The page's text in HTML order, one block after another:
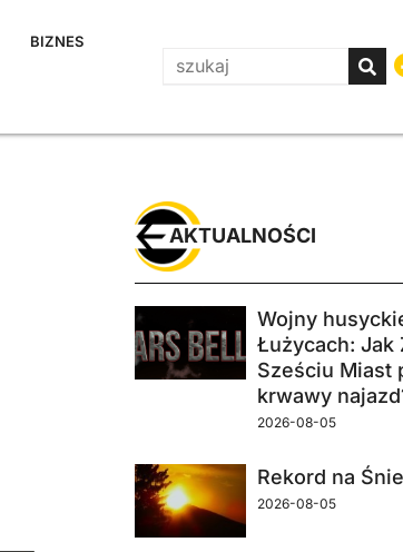
BIZNES
Wojny
Łużycach: Jak
Sześciu Miast
krwawy
2026-08-05
Rekord na
2026-08-05
AKTUALNOŚCI